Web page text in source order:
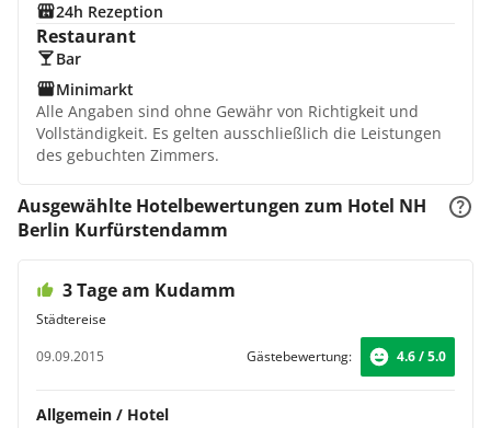
24h Rezeption
Restaurant
Bar
Minimarkt
Alle Angaben sind ohne Gewähr von Richtigkeit und
Vollständigkeit. Es gelten ausschließlich die Leistungen
des gebuchten Zimmers.
Ausgewählte Hotelbewertungen zum Hotel NH
Berlin Kurfürstendamm
3 Tage am Kudamm
Städtereise
09.09.2015
Gästebewertung: 4.6 / 5.0
Allgemein / Hotel